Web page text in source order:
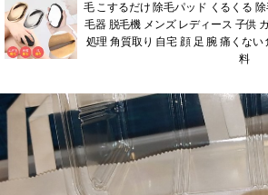
毛 こするだけ 除毛パッド くるくる
毛器 脱毛機 メンズ レディース 子供
処理 角質取り 自宅 顔 足 腕 痛くな
料